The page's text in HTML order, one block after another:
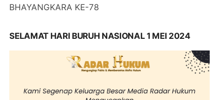
BHAYANGKARA KE-78
SELAMAT HARI BURUH NASIONAL 1 MEI 2024